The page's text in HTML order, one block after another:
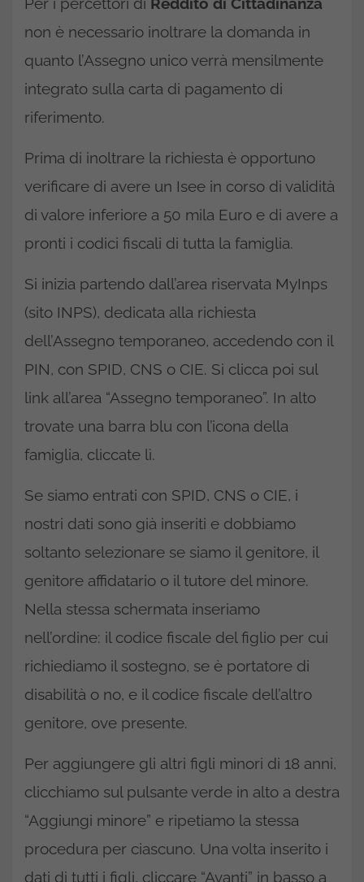
non è necessario inoltrare la domanda in
quanto l’Assegno unico verrà mensilmente
integrato sulla carta di pagamento di
riferimento.
Prima di inoltrare la richiesta è opportuno
verificare di avere un Isee in corso di validità
di valore inferiore a 50 mila Euro e di avere a
pronti i codici fiscali di tutta la famiglia.
Si inizia partendo dall’area riservata MyInps
(sito INPS), dedicata alla richiesta
dell’Assegno temporaneo, accedendo con il
PIN, con SPID, CNS o CIE. Si clicca poi sul
link all’area “Assegno temporaneo”. In alto
trovate una barra blu con l’icona della
famiglia, cliccate lì.
Se siamo entrati con SPID, CNS o CIE, i
nostri dati sono già inseriti e dobbiamo
soltanto selezionare se siamo il genitore, il
genitore affidatario o il tutore del minore.
Nella stessa schermata inseriamo
nell’ordine: il codice fiscale del figlio per cui
richiediamo il sostegno, se è portatore di
disabilità o no, e il codice fiscale dell’altro
genitore, ove presente.
Per aggiungere gli altri figli minori di 18 anni,
clicchiamo sul pulsante verde in alto a destra
“Aggiungi minore” e ripetiamo la stessa
procedura per ciascuno. Una volta inserito i
dati di tutti i figli, cliccare “Avanti” in basso a